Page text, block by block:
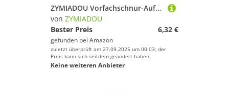
ZYMIADOU Vorfachschnur-Aufbewahrungshalter, Angelhaken, Wickelbrett, umwickelte Drahtplatte, Angelschaumköder, Schnurspule
von ZYMIADOU
Bester Preis
6,32 €
gefunden bei Amazon
zuletzt überprüft am 27.09.2025 um 00:03; der
Preis kann sich seitdem geändert haben.
Keine weiteren Anbieter